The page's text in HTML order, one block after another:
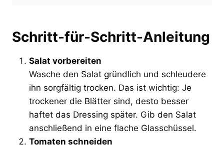
Schritt-für-Schritt-Anleitung
Salat vorbereiten
Wasche den Salat gründlich und schleudere
ihn sorgfältig trocken. Das ist wichtig: Je
trockener die Blätter sind, desto besser
haftet das Dressing später. Gib den Salat
anschließend in eine flache Glasschüssel.
Tomaten schneiden